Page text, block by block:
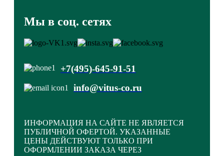
Мы в соц. сетях
+7(495)-645-91-51
info@vitus-co.ru
ИНФОРМАЦИЯ НА САЙТЕ НЕ ЯВЛЯЕТСЯ
ПУБЛИЧНОЙ ОФЕРТОЙ. УКАЗАННЫЕ
ЦЕНЫ ДЕЙСТВУЮТ ТОЛЬКО ПРИ
ОФОРМЛЕНИИ ЗАКАЗА ЧЕРЕЗ